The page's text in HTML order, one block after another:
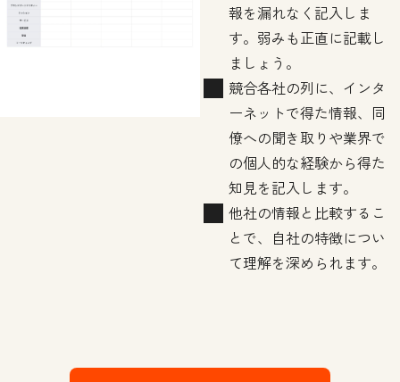
報を漏れなく記入しま
す。弱みも正直に記載し
ましょう。
競合各社の列に、インタ
ーネットで得た情報、同
僚への聞き取りや業界で
の個人的な経験から得た
知見を記入します。
他社の情報と比較するこ
とで、自社の特徴につい
て理解を深められます。